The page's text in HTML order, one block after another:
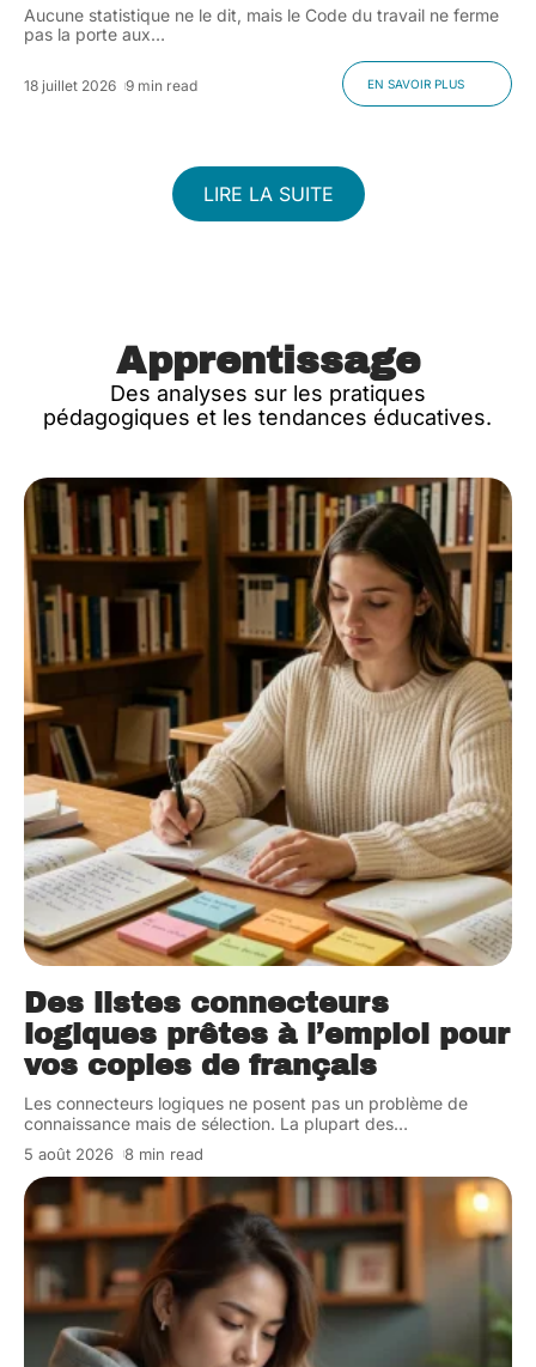
Aucune statistique ne le dit, mais le Code du travail ne ferme
pas la porte aux…
18 juillet 2026 9 min read EN SAVOIR PLUS
LIRE LA SUITE
Apprentissage
Des analyses sur les pratiques
pédagogiques et les tendances éducatives.
Des listes connecteurs
logiques prêtes à l’emploi pour
vos copies de français
Les connecteurs logiques ne posent pas un problème de
connaissance mais de sélection. La plupart des…
5 août 2026 8 min read